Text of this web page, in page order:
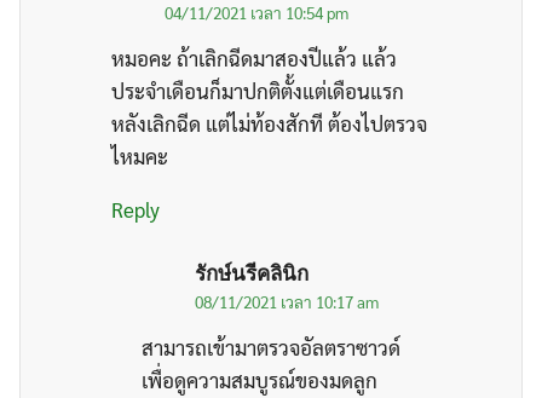
04/11/2021 เวลา 10:54 pm
หมอคะ ถ้าเลิกฉีดมาสองปีแล้ว แล้ว
ประจำเดือนก็มาปกติตั้งแต่เดือนแรก
หลังเลิกฉีด แต่ไม่ท้องสักที ต้องไปตรวจ
ไหมคะ
Reply
รักษ์นรีคลินิก
08/11/2021 เวลา 10:17 am
สามารถเข้ามาตรวจอัลตราซาวด์
เพื่อดูความสมบูรณ์ของมดลูก